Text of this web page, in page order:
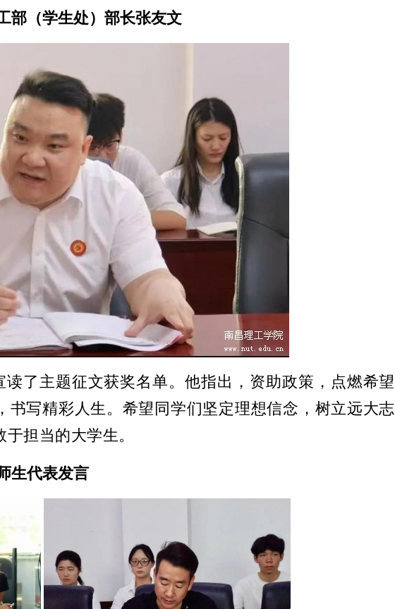
部（学生处）部长张友文
了主题征文获奖名单。他指出，资助政策，点燃希望
写精彩人生。希望同学们坚定理想信念，树立远大志
担当的大学生。
生代表发言